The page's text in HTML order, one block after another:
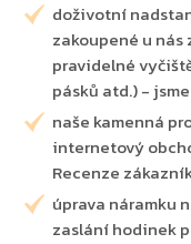
doživotní
zakoupené u nás
pravidelné
pásků atd.) -
naše kamenná
internetový
Recenze
úprava náramku
zaslání hodinek